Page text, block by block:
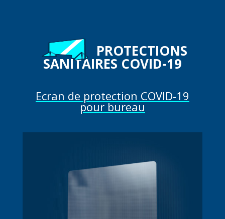
PROTECTIONS
SANITAIRES COVID-19
Ecran de protection COVID-19
pour bureau